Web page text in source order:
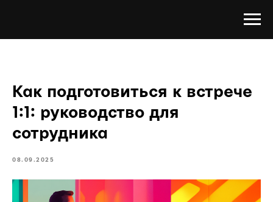
Как подготовиться к встрече
1:1: руководство для
сотрудника
08.09.2025